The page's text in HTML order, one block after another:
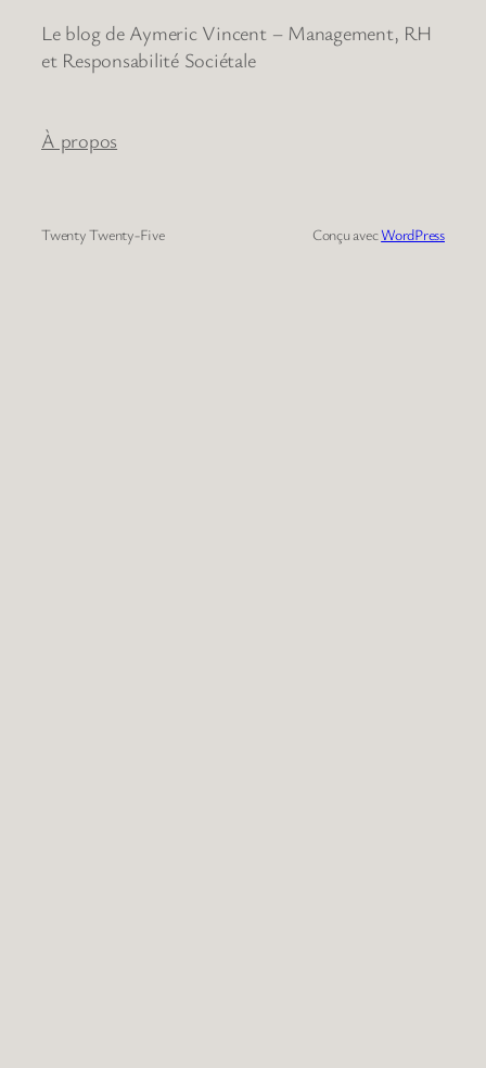
Le blog de Aymeric Vincent – Management, RH
et Responsabilité Sociétale
À propos
Twenty Twenty-Five Conçu avecWordPress